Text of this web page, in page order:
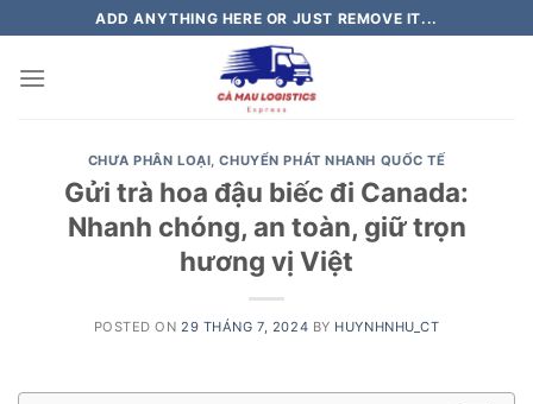
to
content
ADD ANYTHING HERE OR JUST REMOVE IT...
CHƯA PHÂN LOẠI,CHUYỂN PHÁT NHANH QUỐC TẾ
Gửi trà hoa đậu biếc đi Canada:
Nhanh chóng, an toàn, giữ trọn
hương vị Việt
POSTED ON 29 THÁNG 7, 2024 BY HUYNHNHU_CT